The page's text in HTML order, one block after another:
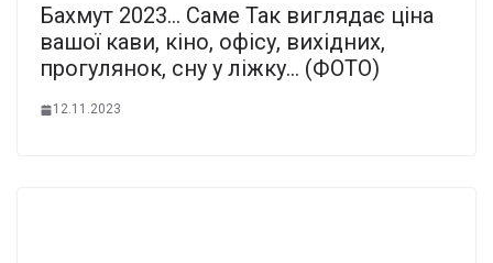
Бахмут 2023… Caме Так виглядає ціна
вашої кави, кіно, офісу, вихідних,
прогулянок, сну у ліжку… (ФОТО)
12.11.2023